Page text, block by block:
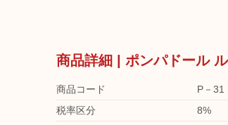
商品詳細 | ポンパドール
商品コード
P－31
税率区分
8%